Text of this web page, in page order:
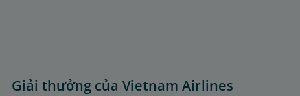
Giải thưởng của Vietnam Airlines